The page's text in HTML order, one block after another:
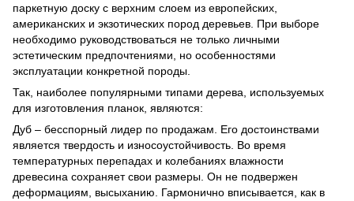
паркетную доску с верхним слоем из европейских,
американских и экзотических пород деревьев. При выборе
необходимо руководствоваться не только личными
эстетическим предпочтениями, но особенностями
эксплуатации конкретной породы.
Так, наиболее популярными типами дерева, используемых
для изготовления планок, являются:
Дуб – бесспорный лидер по продажам. Его достоинствами
является твердость и износоустойчивость. Во время
температурных перепадах и колебаниях влажности
древесина сохраняет свои размеры. Он не подвержен
деформациям, высыханию. Гармонично вписывается, как в